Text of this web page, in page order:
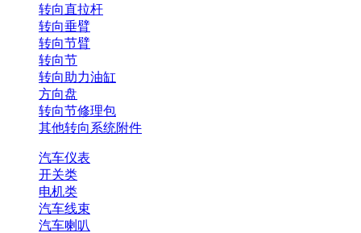
转向直拉杆
转向垂臂
转向节臂
转向节
转向助力油缸
方向盘
转向节修理包
其他转向系统附件
汽车仪表
开关类
电机类
汽车线束
汽车喇叭